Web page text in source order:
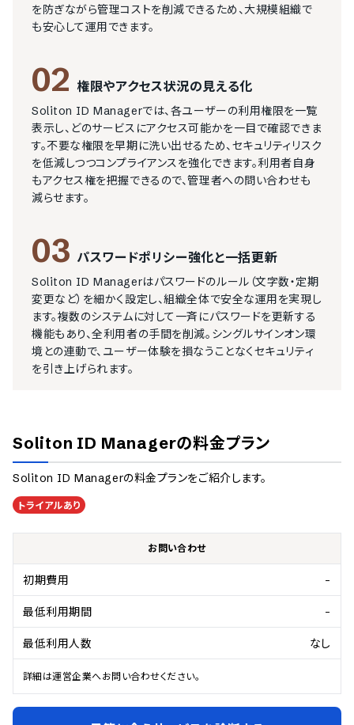
を防ぎながら管理コストを削減できるため、大規模組織で
も安心して運用できます。
02 権限やアクセス状況の見える化
Soliton ID Managerでは、各ユーザーの利用権限を一覧
表示し、どのサービスにアクセス可能かを一目で確認できま
す。不要な権限を早期に洗い出せるため、セキュリティリスク
を低減しつつコンプライアンスを強化できます。利用者自身
もアクセス権を把握できるので、管理者への問い合わせも
減らせます。
03 パスワードポリシー強化と一括更新
Soliton ID Managerはパスワードのルール（文字数・定期
変更など）を細かく設定し、組織全体で安全な運用を実現し
ます。複数のシステムに対して一斉にパスワードを更新する
機能もあり、全利用者の手間を削減。シングルサインオン環
境との連動で、ユーザー体験を損なうことなくセキュリティ
を引き上げられます。
Soliton ID Managerの料金プラン
Soliton ID Managerの料金プランをご紹介します。
トライアルあり
お問い合わせ
初期費用 -
最低利用期間 -
最低利用人数 なし
詳細は運営企業へお問い合わせください。